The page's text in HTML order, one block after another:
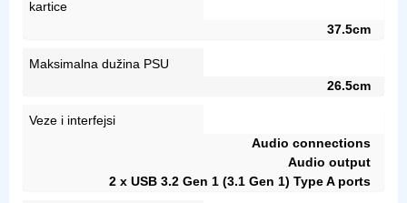
kartice
37.5cm
Maksimalna dužina PSU
26.5cm
Veze i interfejsi
Audio connections
Audio output
2 x USB 3.2 Gen 1 (3.1 Gen 1) Type A ports